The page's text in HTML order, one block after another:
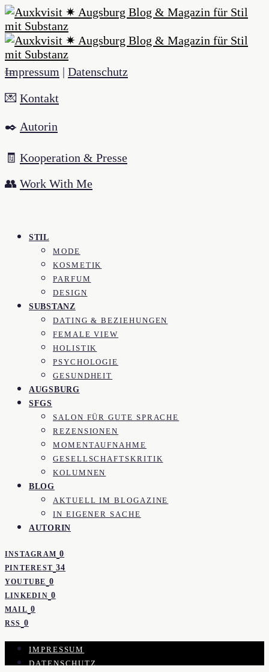
Impressum | Datenschutz
💌 Kontakt
✒️ Autorin
🧾 Kooperation & Presse
👥 Work With Me
STIL
MODE
KOSMETIK
PARFUM
DESIGN
SUBSTANZ
DATING & BEZIEHUNGEN
FEMALE VIEW
HOLISTIK
PSYCHOLOGIE
GESUNDHEIT
AUGSBURG
SFGS
SALON FÜR GUTE SPRACHE
REZENSIONEN
MOMENTAUFNAHME
GESELLSCHAFTSKRITIK
KOLUMNEN
BLOG
AKTUELL IM BLOGAZINE
IN EIGENER SACHE
AUTORIN
INSTAGRAM 0
PINTEREST 34
YOUTUBE 0
LINKEDIN 0
MAIL 0
RSS 0
IMPRESSUM
DATENSCHUTZ